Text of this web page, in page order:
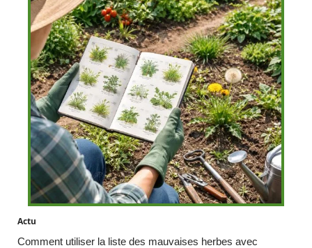
Actu
Comment utiliser la liste des mauvaises herbes avec